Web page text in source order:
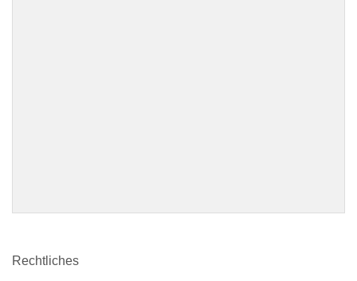
Rechtliches